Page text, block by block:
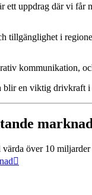
uppdrag där vi
i
kommunikation,
en viktig drivkraft
marknad
över 10